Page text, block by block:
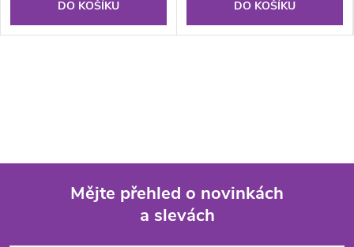
DO KOŠÍKU DO KOŠÍKU
Mějte přehled o novinkách
a slevách